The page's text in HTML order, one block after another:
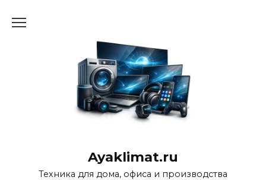
Ayaklimat.ru
Техника для дома, офиса и производства